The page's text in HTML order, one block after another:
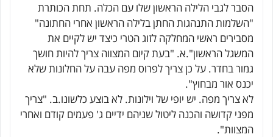
הסבר לגבי הלילה הראשון שלו עם הכלה. תחת הכותרת
"השלמות התנהגות החתן בלילה הראשון אחרי החתונה"
מסבירים ראשי המחלקה לזוג הטרי כיצד יש לקיים את
המשגל הראשון".א. "בעת קיום המצווה צריך להיות חושך
גמור בחדר. על כן צריך לפרוס מפה עבה על החלונות שלא
יכנס אור מבחוץ".
לא צריך מפה. יש יופי של וילונות. לא בוצע כלשונו.ב. "צריך
מפני קדושה והכנה ליטול שניהם ידיים ג' פעמים קודם ואחרי
המצוות".